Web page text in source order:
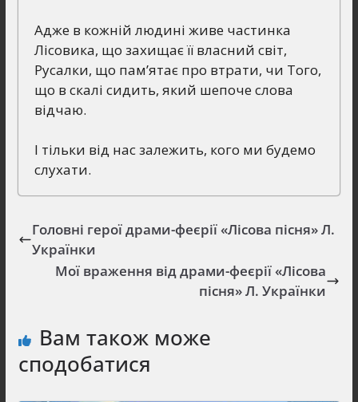
Адже в кожній людині живе частинка
Лісовика, що захищає її власний світ,
Русалки, що пам’ятає про втрати, чи Того,
що в скалі сидить, який шепоче слова
відчаю.
І тільки від нас залежить, кого ми будемо
слухати.
Головні герої драми-феєрії «Лісова пісня» Л.
Українки
Мої враження від драми-феєрії «Лісова
пісня» Л. Українки
Вам також може
сподобатися